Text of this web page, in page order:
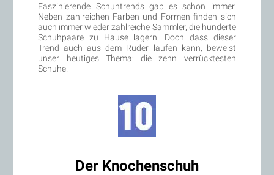
Faszinierende Schuhtrends gab es schon immer.
Neben zahlreichen Farben und Formen finden sich
auch immer wieder zahlreiche Sammler, die hunderte
Schuhpaare zu Hause lagern. Doch dass dieser
Trend auch aus dem Ruder laufen kann, beweist
unser heutiges Thema: die zehn verrücktesten
Schuhe.
Der Knochenschuh